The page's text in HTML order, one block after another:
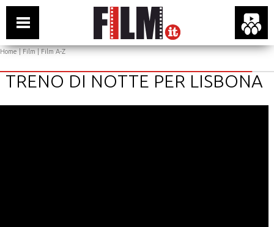
Home|Film|Film A-Z
TRENO DI NOTTE PER LISBONA